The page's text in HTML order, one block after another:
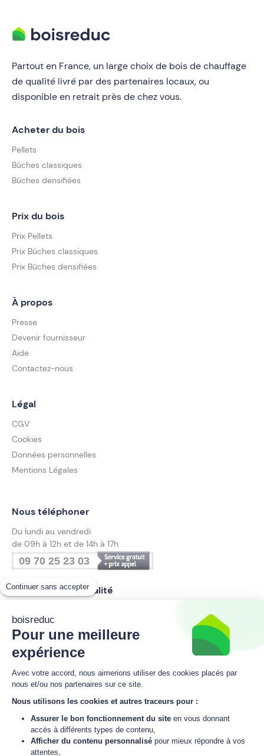
Continuer sans accepter
boisreduc
Pour une meilleure
expérience
Avec votre accord, nous aimerions utiliser des cookies placés par
nous et/ou nos partenaires sur ce site.
Nous utilisons les cookies et autres traceurs pour :
Assurer le bon fonctionnement du site en vous donnant
accès à différents types de contenu,
Afficher du contenu personnalisé pour mieux répondre à vos
attentes,
Partout en France, un large choix de bois de chauffage
de qualité livré par des partenaires locaux, ou
disponible en retrait près de chez vous.
Acheter du bois
Pellets
Bûches classiques
Bûches densifiées
Prix du bois
Prix Pellets
Prix Bûches classiques
Prix Bûches densifiées
À propos
Presse
Devenir fournisseur
Aide
Contactez-nous
Légal
CGV
Cookies
Données personnelles
Mentions Légales
Nous téléphoner
Du lundi au vendredi
de 09h à 12h et de 14h à 17h
09 70 25 23 03
Suivez notre actualité
Inscrivez-vous à la newsletter
boisreduc
M'inscrire
J'acceptela politique de données personnelles de boisreduc.